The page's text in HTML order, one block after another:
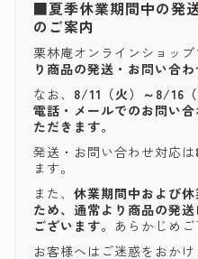
■夏季休業期間中の発
のご案内
栗林庵オンラインショップ
り商品の発送・お問い合わ
なお、 8/11（火）～8/16
電話・メールでのお問い
ただきます。
発送・お問い合わせ対応は
ます。
また、 休業期間中および
ため、通常より商品の発
ございます。 あらかじめご
お客様へはご迷惑をおか